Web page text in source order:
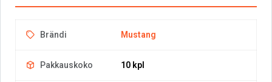
Brändi Mustang
Pakkauskoko 10 kpl